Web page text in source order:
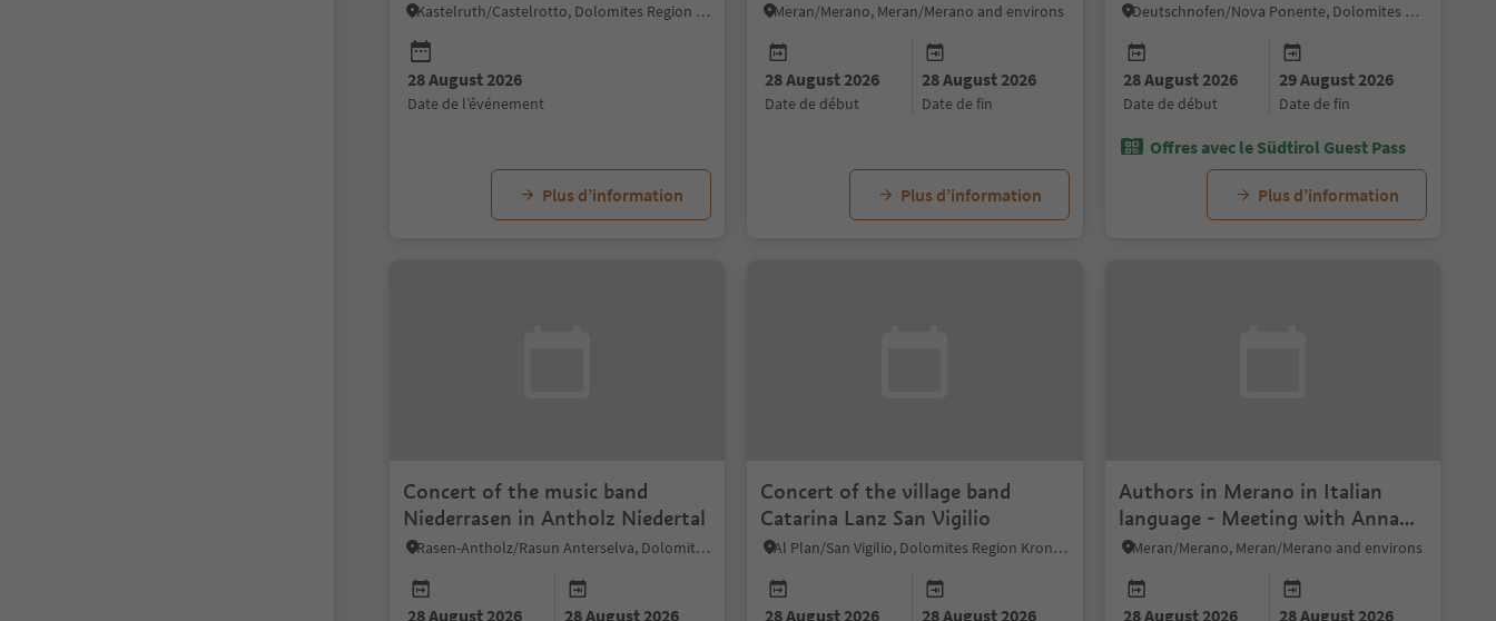
Kastelruth/Castelrotto, Dolomites Region Seiser Alm
28 August 2026
date de l’événement
Plus d’information
Meran/Merano, Meran/Merano and environs
28 August 2026
date de début
28 August 2026
date de fin
Plus d’information
Deutschnofen/Nova Ponente, Dolomites Region Eggental
28 August 2026
date de début
29 August 2026
date de fin
Offres avec le Südtirol Guest Pass
Plus d’information
Concert of the music band
Niederrasen in Antholz Niedertal
Rasen-Antholz/Rasun Anterselva, Dolomites Region Kronplatz/Plan de Corones
28 August 2026 28 August 2026
Concert of the village band
Catarina Lanz San Vigilio
Al Plan/San Vigilio, Dolomites Region Kronplatz/Plan de Corones
28 August 2026 28 August 2026
Authors in Merano in Italian
language - Meeting with Anna
Foa
Meran/Merano, Meran/Merano and environs
28 August 2026 28 August 2026